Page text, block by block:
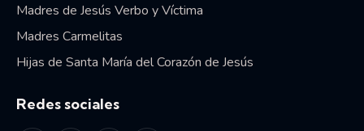
Madres de Jesús Verbo y Víctima
Madres Carmelitas
Hijas de Santa María del Corazón de Jesús
Redes sociales